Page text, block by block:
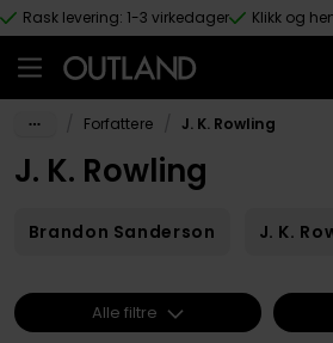
Hopp til hovedinnhold
Rask levering: 1-3 virkedager Klikk og
Forfattere J. K. Rowling
J. K. Rowling
Brandon Sanderson J. K.
Alle filtre